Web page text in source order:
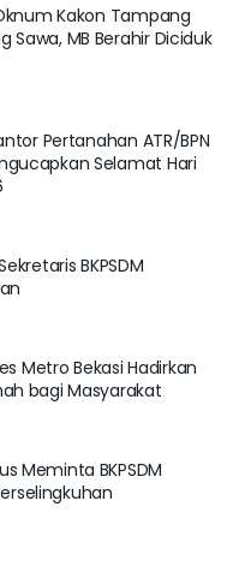
Kakon Tampang
MB Berahir Diciduk
Pertanahan ATR/BPN
Selamat Hari
BKPSDM
Metro Bekasi Hadirkan
bagi Masyarakat
Meminta BKPSDM